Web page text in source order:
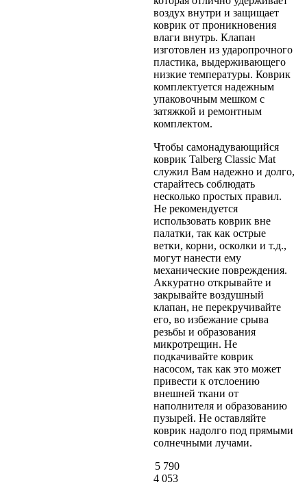
воздух внутри и защищает
коврик от проникновения
влаги внутрь. Клапан
изготовлен из ударопрочного
пластика, выдерживающего
низкие температуры. Коврик
комплектуется надежным
упаковочным мешком с
затяжкой и ремонтным
комплектом.
Чтобы самонадувающийся
коврик Talberg Classic Mat
служил Вам надежно и долго,
старайтесь соблюдать
несколько простых правил.
Не рекомендуется
использовать коврик вне
палатки, так как острые
ветки, корни, осколки и т.д.,
могут нанести ему
механические повреждения.
Аккуратно открывайте и
закрывайте воздушный
клапан, не перекручивайте
его, во избежание срыва
резьбы и образования
микротрещин. Не
подкачивайте коврик
насосом, так как это может
привести к отслоению
внешней ткани от
наполнителя и образованию
пузырей. Не оставляйте
коврик надолго под прямыми
солнечными лучами.
5 790
4 053